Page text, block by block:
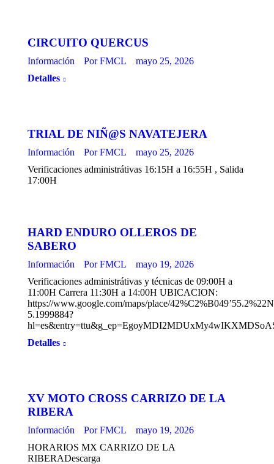
CIRCUITO QUERCUS
Información PorFMCL
mayo 25, 2026
Detalles
TRIAL DE NIÑ@S NAVATEJERA
Información PorFMCL
mayo 25, 2026
Verificaciones administrátivas 16:15H a 16:55H , Salida
17:00H
HARD ENDURO OLLEROS DE
SABERO
Información PorFMCL
mayo 19, 2026
Verificaciones administrátivas y técnicas de 09:00H a
11:00H Carrera 11:30H a 14:00H UBICACION:
https://www.google.com/maps/place/
5.1999884?
Detalles
XV MOTO CROSS CARRIZO DE LA
RIBERA
Información PorFMCL
mayo 19, 2026
HORARIOS MX CARRIZO DE LA
RIBERADescarga